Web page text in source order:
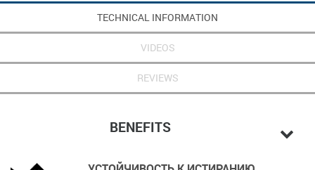
TECHNICAL INFORMATION
VIDEOS
REVIEWS
BENEFITS